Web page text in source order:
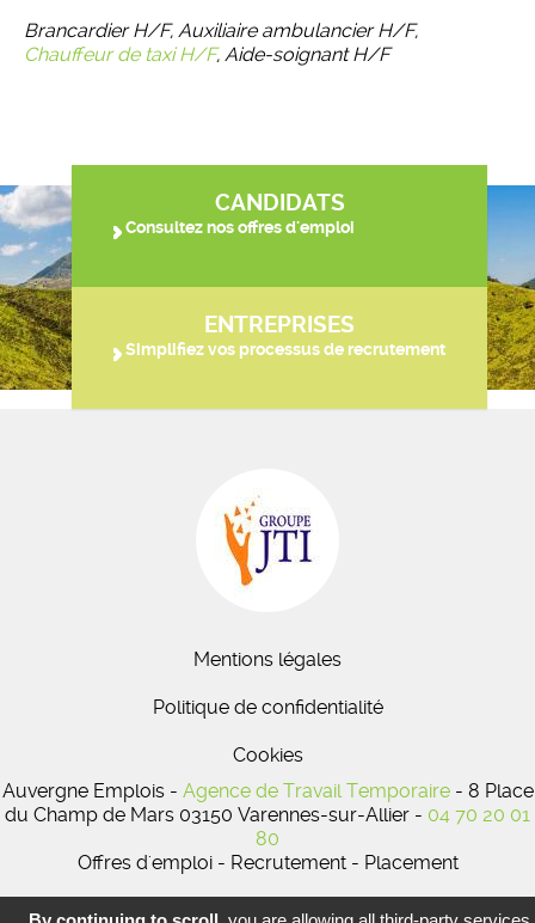
Brancardier H/F, Auxiliaire ambulancier H/F,
Chauffeur de taxi H/F, Aide-soignant H/F
CANDIDATS
Consultez nos offres d'emploi
ENTREPRISES
Simplifiez vos processus de recrutement
Mentions légales
Politique de confidentialité
Cookies
Auvergne Emplois - Agence de Travail Temporaire- 8 Place
du Champ de Mars 03150 Varennes-sur-Allier - 04 70 20 01
80
Offres d'emploi - Recrutement - Placement